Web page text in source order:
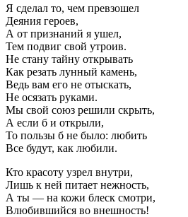
Я сделал то, чем превзошел
Деяния героев,
А от признаний я ушел,
Тем подвиг свой утроив.
Не стану тайну открывать
Как резать лунный камень,
Ведь вам его не отыскать,
Не осязать руками.
Мы свой союз решили скрыть,
А если б и открыли,
То пользы б не было: любить
Все будут, как любили.
Кто красоту узрел внутри,
Лишь к ней питает нежность,
А ты — на кожи блеск смотри,
Влюбившийся во внешность!